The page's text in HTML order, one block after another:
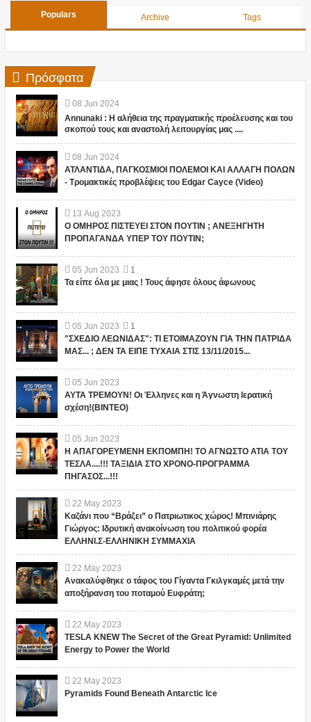
Populars Archive Tags
Πρόσφατα
08 Jun 2024
Annunaki : Η αλήθεια της πραγματικής προέλευσης και του
σκοπού τους και αναστολή λειτουργίας μας ....
08 Jun 2024
ΑΤΛΑΝΤΙΔΑ, ΠΑΓΚΟΣΜΙΟΙ ΠΟΛΕΜΟΙ ΚΑΙ ΑΛΛΑΓΗ ΠΟΛΩΝ
- Τρομακτικές προβλέψεις του Edgar Cayce (Video)
13 Aug 2023
Ο ΟΜΗΡΟΣ ΠΙΣΤΕΥΕΙ ΣΤΟΝ ΠΟΥΤΙΝ ; ΑΝΕΞΗΓΗΤΗ
ΠΡΟΠΑΓΑΝΔΑ ΥΠΕΡ ΤΟΥ ΠΟΥΤΙΝ;
05 Jun 2023
1
Τα είπε όλα με μιας ! Τους άφησε όλους άφωνους
05 Jun 2023
1
"ΣΧΕΔΙΟ ΛΕΩΝΙΔΑΣ": ΤΙ ΕΤΟΙΜΑΖΟΥΝ ΓΙΑ ΤΗΝ ΠΑΤΡΙΔΑ
ΜΑΣ... ; ΔΕΝ ΤΑ ΕΙΠΕ ΤΥΧΑΙΑ ΣΤΙΣ 13/11/2015...
05 Jun 2023
ΑΥΤΑ ΤΡΕΜΟΥΝ! Οι Έλληνες και η Άγνωστη Ιερατική
σχέση!(ΒΙΝΤΕΟ)
05 Jun 2023
Η ΑΠΑΓΟΡΕΥΜΕΝΗ ΕΚΠΟΜΠΗ! ΤΟ ΑΓΝΩΣΤΟ ΑΤΙΑ ΤΟΥ
ΤΕΣΛΑ....!!! ΤΑΞΙΔΙΑ ΣΤΟ ΧΡΟΝΟ-ΠΡΟΓΡΑΜΜΑ
ΠΗΓΑΣΟΣ...!!!
22 May 2023
Καζάνι που “Βράζει” ο Πατριωτικος χώρος! Μπινιάρης
Γιώργος: Ιδρυτική ανακοίνωση του πολιτικού φορέα
ΕΛΛΗΝΙ.Σ-ΕΛΛΗΝΙΚΗ ΣΥΜΜΑΧΙΑ
22 May 2023
Ανακαλύφθηκε ο τάφος του Γίγαντα Γκιλγκαμές μετά την
αποξήρανση του ποταμού Ευφράτη;
22 May 2023
TESLA KNEW The Secret of the Great Pyramid: Unlimited
Energy to Power the World
22 May 2023
Pyramids Found Beneath Antarctic Ice